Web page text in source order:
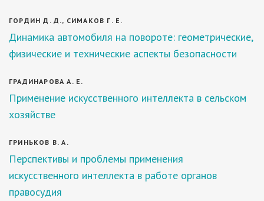
ГОРДИН Д. Д., СИМАКОВ Г. Е.
Динамика автомобиля на повороте: геометрические,
физические и технические аспекты безопасности
ГРАДИНАРОВА А. Е.
Применение искусственного интеллекта в сельском
хозяйстве
ГРИНЬКОВ В. А.
Перспективы и проблемы применения
искусственного интеллекта в работе органов
правосудия